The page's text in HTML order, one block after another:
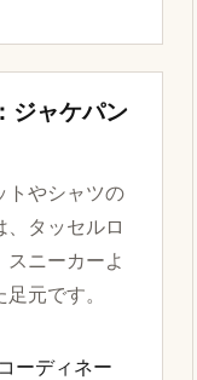
ジャケパン
トやシャツの
、タッセルロ
スニーカーよ
元です。
ーディネー